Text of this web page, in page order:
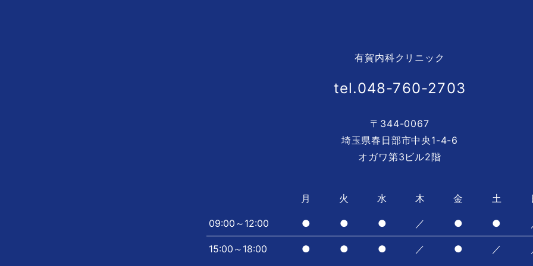
有賀内科クリニック
tel.048-760-2703
〒344-0067
埼玉県春日部市中央1-4-6
オガワ第3ビル2階
月 火 水 木 金 土
09:00～12:00 ● ● ● ／ ● ●
15:00～18:00 ● ● ● ／ ● ／